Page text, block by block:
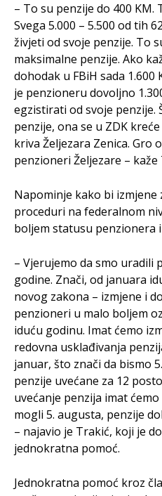
– To su penzije do 400 KM.
Svega 5.000 – 5.500 od tih
živjeti od svoje penzije. To
maksimalne penzije. Ako
dohodak u FBiH sada
je penzioneru dovoljno
egzistirati od svoje penzije.
penzije, ona se u ZDK
kriva Željezara Zenica. Gro
penzioneri Željezare – kaže
Napominje kako bi izmjene
proceduri na federalnom
boljem statusu penzionera
– Vjerujemo da smo uradili
godine. Znači, od januara
novog zakona – izmjene i
penzioneri u malo boljem
iduću godinu. Imat ćemo
redovna usklađivanja
januar, što znači da bismo
penzije uvećane za 12
uvećanje penzija imat
mogli 5. augusta, penzije
– najavio je Trakić, koji je
jednokratna pomoć.
Jednokratna pomoć kroz